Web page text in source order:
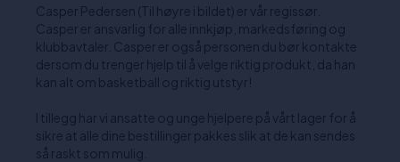
Casper Pedersen (Til høyre i bildet) er vår regissør.
Casper er ansvarlig for alle innkjøp, markedsføring og
klubbavtaler. Casper er også personen du bør kontakte
dersom du trenger hjelp til å velge riktig produkt, da han
kan alt om basketball og riktig utstyr!
I tillegg har vi ansatte og unge hjelpere på vårt lager for å
sikre at alle dine bestillinger pakkes slik at de kan sendes
så raskt som mulig.